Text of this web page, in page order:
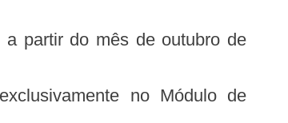
a partir do mês de outubro de
no Módulo de